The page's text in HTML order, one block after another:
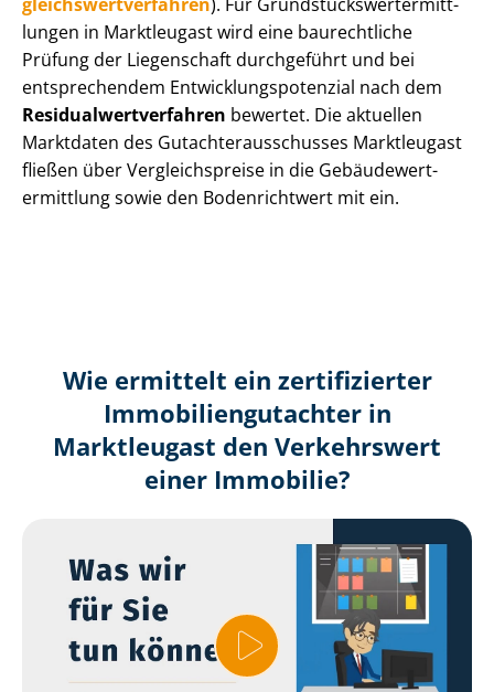
lun­gen in Marktleugast wird eine baurechtliche
Prüfung der Liegenschaft durchgeführt und bei
entsprechendem Ent­wick­lungs­po­ten­zi­al nach dem
Re­si­du­al­wert­ver­fah­ren bewertet. Die aktuellen
Marktdaten des Gut­ach­ter­aus­schus­ses Marktleugast
fließen über Ver­gleichs­prei­se in die Ge­bäu­de­wert­
ermitt­lung sowie den Bodenrichtwert mit ein.
Wie ermittelt ein zertifizierter
Immobilien­gutachter in
Marktleugast den Verkehrswert
einer Immobilie?